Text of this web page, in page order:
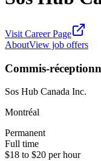
Visit Career Page
AboutView job offers
Commis-
Sos Hub Canada Inc.
Montréal
Permanent
Full time
$18 to $20 per hour